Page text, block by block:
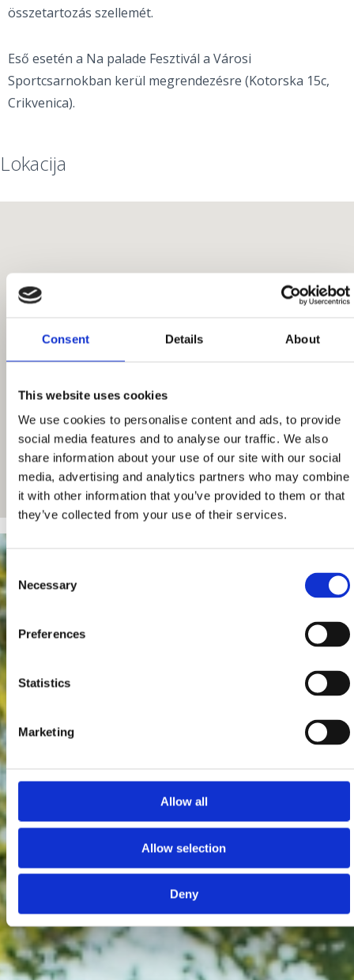
Consent Details About
This website uses cookies
We use cookies to personalise content and ads, to provide
social media features and to analyse our traffic. We also
share information about your use of our site with our social
media, advertising and analytics partners who may combine
it with other information that you’ve provided to them or that
they’ve collected from your use of their services.
Consent
Selection
Necessary
Preferences
Statistics
Marketing
Allow all
Allow selection
Deny
összetartozás szellemét.
Eső esetén a Na palade Fesztivál a Városi
Sportcsarnokban kerül megrendezésre (Kotorska 15c,
Crikvenica).
Lokacija